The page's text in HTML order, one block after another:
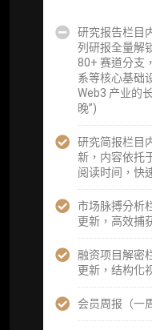
研究报告栏目
列研报全量解
80+ 赛道分支
系等核心基础
Web3 产业的
晚”)
研究简报栏目
新，内容依托
阅读时间，快
市场脉搏分析
更新，高效捕
融资项目解密
更新，结构化
会员周报（一
会员周报（一
解锁本会员权
词库（支持报
每日内参消息
研究方向沟通
定制化研究报